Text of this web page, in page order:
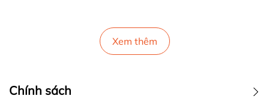
Xem thêm
Chính sách